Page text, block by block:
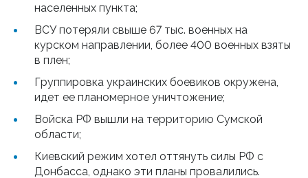
населенных пункта;
ВСУ потеряли свыше 67 тыс. военных на
курском направлении, более 400 военных взяты
в плен;
Группировка украинских боевиков окружена,
идет ее планомерное уничтожение;
Войска РФ вышли на территорию Сумской
области;
Киевский режим хотел оттянуть силы РФ с
Донбасса, однако эти планы провалились.